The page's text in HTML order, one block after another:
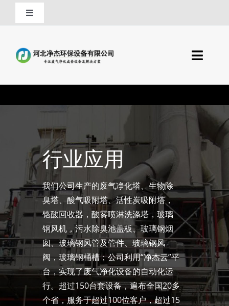
切
航
QQ
切
航
技术支持
关于净杰
联系净杰
酸雾净化塔
干式废气吸附塔
塔内件
玻璃钢风机
现场服务
行业应用
我们公司生产的废气净化塔、生物除
臭塔、酸气吸附塔、活性炭吸附塔，
铬酸回收器，酸雾喷淋洗涤塔，玻璃
钢风机，污水除臭池盖板、玻璃钢烟
囱、玻璃钢风管及管件、玻璃钢风
阀，玻璃钢桶槽；公司利用“净杰云”平
台，实现了废气净化设备的自动化运
行。超过150台套设备，遍布全国20多
个省，服务于超过100位客户，超过15